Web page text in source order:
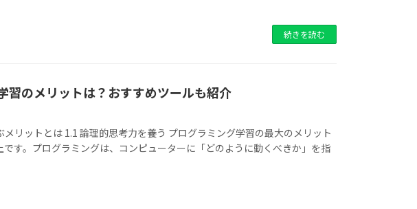
続きを読む
習のメリットは？おすすめツールも紹介
リットとは 1.1 論理的思考力を養う プログラミング学習の最大のメリット
す。プログラミングは、コンピューターに「どのように動くべきか」を指